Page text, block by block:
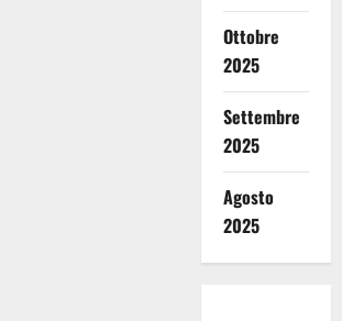
Ottobre
2025
Settembre
2025
Agosto
2025